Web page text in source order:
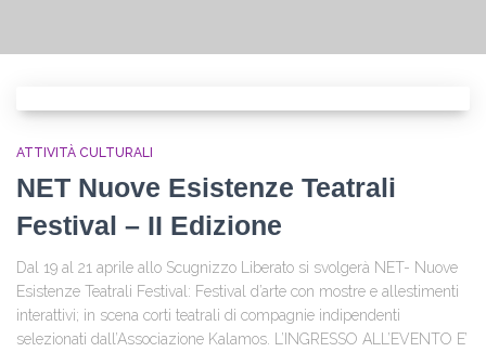
ATTIVITÀ CULTURALI
NET Nuove Esistenze Teatrali
Festival – II Edizione
Dal 19 al 21 aprile allo Scugnizzo Liberato si svolgerà NET- Nuove
Esistenze Teatrali Festival: Festival d’arte con mostre e allestimenti
interattivi; in scena corti teatrali di compagnie indipendenti
selezionati dall’Associazione Kalamos. L’INGRESSO ALL’EVENTO E’